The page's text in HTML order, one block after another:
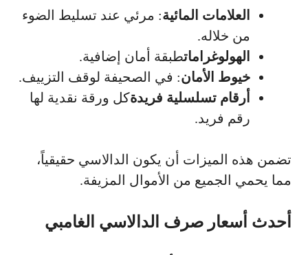
العلامات المائية: مرئي عند تسليط الضوء
من خلاله.
الهولوغراماتطبقة أمان إضافية.
خيوط الأمان: في الصحيفة لوقف التزييف.
أرقام تسلسلية فريدةكل ورقة نقدية لها
رقم فريد.
تضمن هذه الميزات أن يكون الدالاسي حقيقياً،
مما يحمي الجميع من الأموال المزيفة.
أحدث أسعار صرف الدالاسي الغامبي